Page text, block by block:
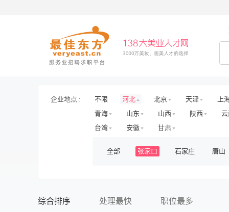
企业地点 : 不限 河北 北京 天津
上
青海
山东 山西 陕西
台湾
安徽 甘肃
全部 张家口 石家庄 唐山
综合排序 处理最快 职位最多